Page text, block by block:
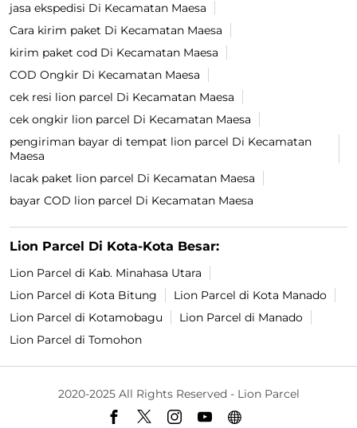
jasa ekspedisi Di Kecamatan Maesa
Cara kirim paket Di Kecamatan Maesa
kirim paket cod Di Kecamatan Maesa
COD Ongkir Di Kecamatan Maesa
cek resi lion parcel Di Kecamatan Maesa
cek ongkir lion parcel Di Kecamatan Maesa
pengiriman bayar di tempat lion parcel Di Kecamatan
Maesa
lacak paket lion parcel Di Kecamatan Maesa
bayar COD lion parcel Di Kecamatan Maesa
Lion Parcel Di Kota-Kota Besar:
Lion Parcel di Kab. Minahasa Utara
Lion Parcel di Kota Bitung
Lion Parcel di Kota Manado
Lion Parcel di Kotamobagu
Lion Parcel di Manado
Lion Parcel di Tomohon
2020-2025 All Rights Reserved - Lion Parcel